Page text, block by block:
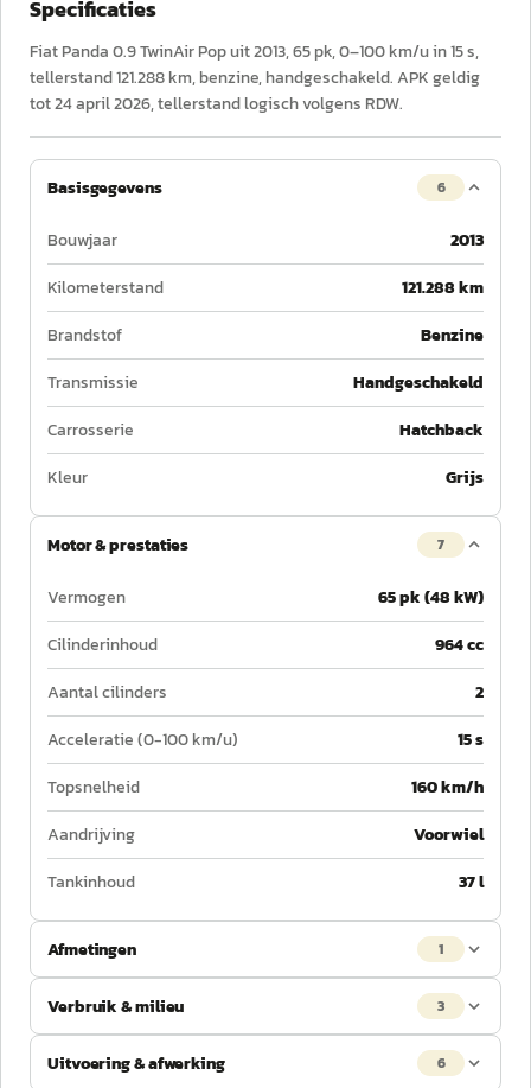
Specificaties
Fiat Panda 0.9 TwinAir Pop uit 2013, 65 pk, 0–100 km/u in 15 s,
tellerstand 121.288 km, benzine, handgeschakeld. APK geldig
tot 24 april 2026, tellerstand logisch volgens RDW.
Basisgegevens 6
Bouwjaar
2013
Kilometerstand
121.288 km
Brandstof
Benzine
Transmissie
Handgeschakeld
Carrosserie
Hatchback
Kleur
Grijs
Motor & prestaties 7
Vermogen
65 pk (48 kW)
Cilinderinhoud
964 cc
Aantal cilinders
2
Acceleratie (0-100 km/u)
15 s
Topsnelheid
160 km/h
Aandrijving
Voorwiel
Tankinhoud
37 l
Afmetingen 1
Verbruik & milieu 3
Uitvoering & afwerking 6